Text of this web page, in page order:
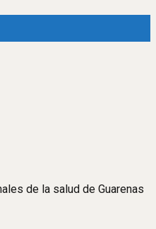
de la salud de Guarenas